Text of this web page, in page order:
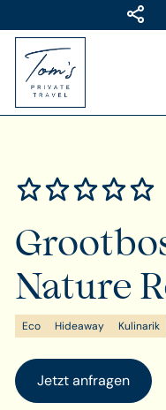
Nature
Eco Hideaway Kulinarik
Jetzt anfragen